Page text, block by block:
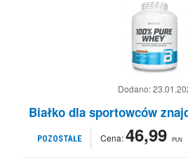
Dodano:
Białko dla sportowców
POZOSTAŁE Cena:46,99 PLN